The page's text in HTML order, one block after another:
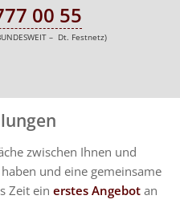
00 55
– Dt. Festnetz)
zwischen Ihnen und
und eine gemeinsame
Zeit einerstes Angebot an